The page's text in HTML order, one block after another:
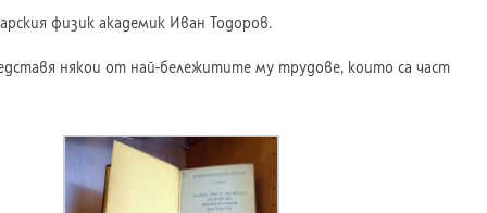
физик академик Иван Тодоров.
някои от най-бележитите му трудове, които са част